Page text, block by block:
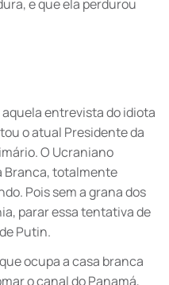
e que ela perdurou
entrevista do idiota
o atual Presidente da
O Ucraniano
Branca, totalmente
Pois sem a grana dos
parar essa tentativa de
Putin.
ocupa a casa branca
o canal do Panamá,